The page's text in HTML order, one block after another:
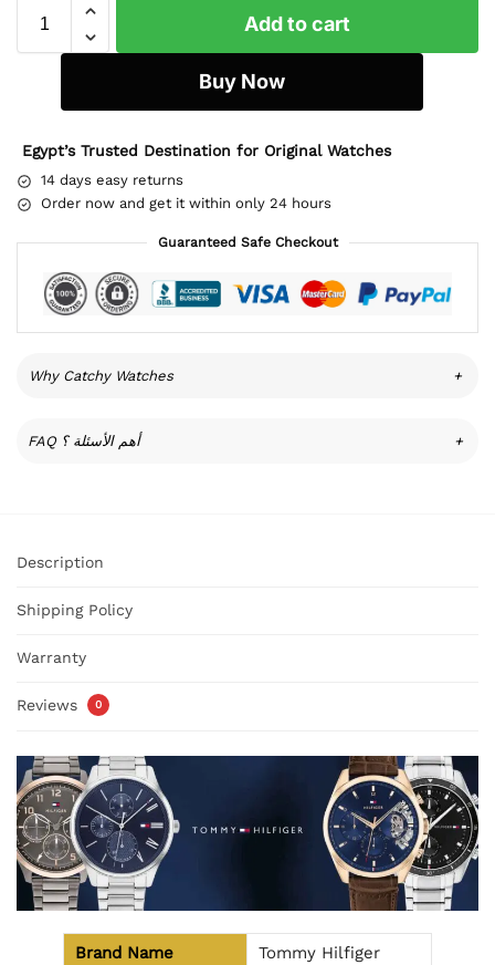
Add to cart
Buy Now
Egypt’s Trusted Destination for Original Watches
14 days easy returns
Order now and get it within only 24 hours
Guaranteed Safe Checkout
Why Catchy Watches +
FAQ أهم الأسئلة ؟ +
Description
Shipping Policy
Warranty
Reviews 0
Brand Name
Tommy Hilfiger